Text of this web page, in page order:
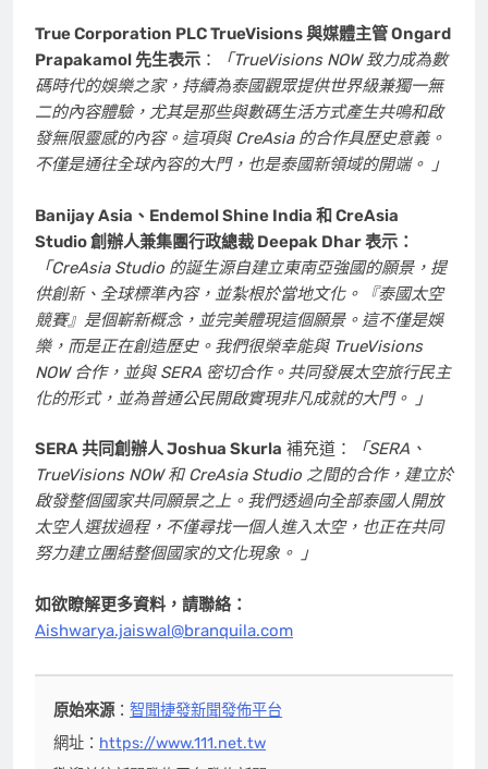
True Corporation PLC TrueVisions 與媒體主管 Ongard
Prapakamol 先生表示 ：
「TrueVisions NOW 致力成為數
碼時代的娛樂之家，持續為泰國觀眾提供世界級兼獨一無
二的內容體驗，尤其是那些與數碼生活方式產生共鳴和啟
發無限靈感的內容。這項與 CreAsia 的合作具歷史意義。
不僅是通往全球內容的大門，也是泰國新領域的開端。 」
Banijay Asia、Endemol Shine India 和 CreAsia
Studio 創辦人兼集團行政總裁 Deepak Dhar表示：
「CreAsia Studio 的誕生源自建立東南亞強國的願景，提
供創新、全球標準內容，並紮根於當地文化。『泰國太空
競賽』是個嶄新概念，並完美體現這個願景。這不僅是娛
樂，而是正在創造歷史。我們很榮幸能與 TrueVisions
NOW 合作，並與 SERA 密切合作。共同發展太空旅行民主
化的形式，並為普通公民開啟實現非凡成就的大門。 」
SERA 共同創辦人Joshua Skurla 補充道：
「SERA、
TrueVisions NOW 和 CreAsia Studio 之間的合作，建立於
啟發整個國家共同願景之上。我們透過向全部泰國人開放
太空人選拔過程，不僅尋找一個人進入太空，也正在共同
努力建立團結整個國家的文化現象。 」
如欲瞭解更多資料，請聯絡：
Aishwarya.jaiswal@branquila.com
原始來源：智聞捷發新聞發佈平台
網址： https://www.111.net.tw